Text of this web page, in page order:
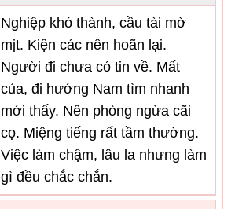
Nghiệp khó thành, cầu tài mờ
mịt. Kiện các nên hoãn lại.
Người đi chưa có tin về. Mất
của, đi hướng Nam tìm nhanh
mới thấy. Nên phòng ngừa cãi
cọ. Miệng tiếng rất tầm thường.
Việc làm chậm, lâu la nhưng làm
gì đều chắc chắn.